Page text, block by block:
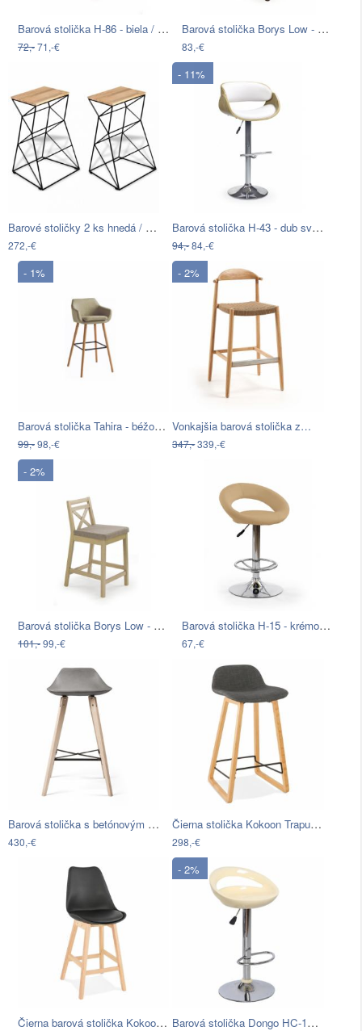
Barová stolička H-86 - biela / sivá
72,-71,-€
Barová stolička Borys Low - orech tmavý…
83,-€
Barové stoličky 2 ks hnedá / čierna…
272,-€
- 11%
Barová stolička H-43 - dub svetlý /…
94,-84,-€
- 1%
Barová stolička Tahira - béžová / buk
99,-98,-€
- 2%
Vonkajšia barová stolička z…
347,-339,-€
- 2%
Barová stolička Borys Low - dub sonoma …
101,-99,-€
Barová stolička H-15 - krémová / chróm
67,-€
Barová stolička s betónovým sedadlom…
430,-€
Čierna stolička Kokoon Trapu Mini,…
298,-€
Čierna barová stolička Kokoon April
- 2%
Barová stolička Dongo HC-104 New -…